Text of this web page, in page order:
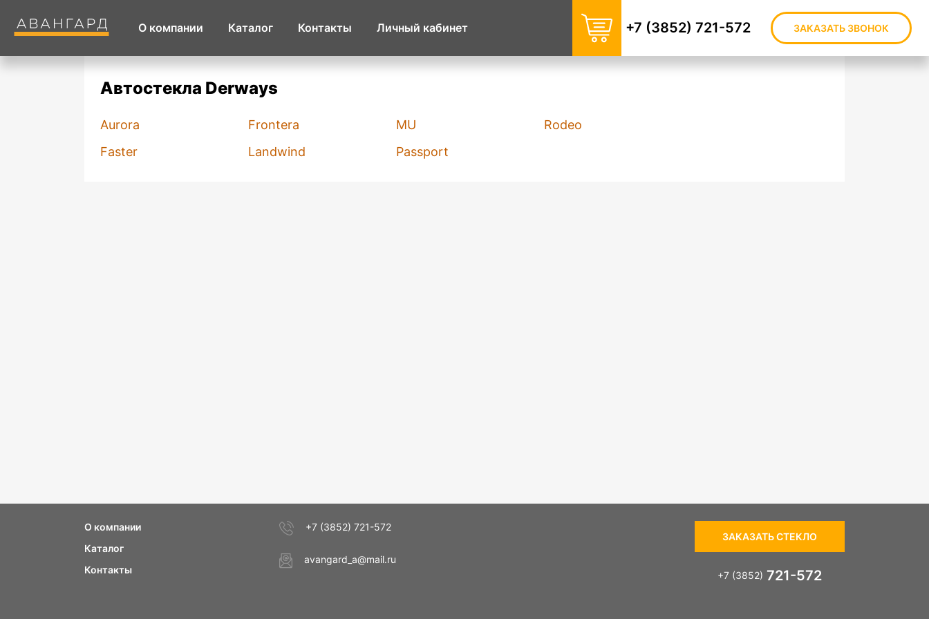
О компании Каталог Контакты Личный кабинет +7 (3852) 721-572 ЗАКАЗАТЬ ЗВОНОК
Автостекла Derways
Aurora
Faster
Frontera
Landwind
MU
Passport
Rodeo
О компании
Каталог
Контакты
+7 (3852) 721-572
avangard_a@mail.ru
ЗАКАЗАТЬ СТЕКЛО
+7 (3852) 721-572